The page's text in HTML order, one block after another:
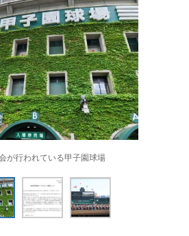
が行われている甲子園球場